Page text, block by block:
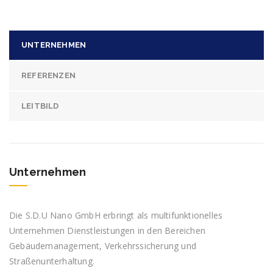
UNTERNEHMEN
REFERENZEN
LEITBILD
Unternehmen
Die S.D.U Nano GmbH erbringt als multifunktionelles
Unternehmen Dienstleistungen in den Bereichen
Gebäudemanagement, Verkehrssicherung und
Straßenunterhaltung.